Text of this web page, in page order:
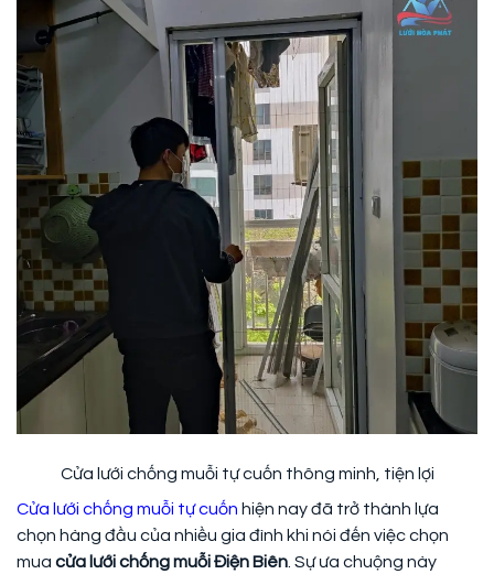
Cửa lưới chống muỗi tự cuốn thông minh, tiện lợi
Cửa lưới chống muỗi tự cuốn hiện nay đã trở thành lựa
chọn hàng đầu của nhiều gia đình khi nói đến việc chọn
mua cửa lưới chống muỗi Điện Biên. Sự ưa chuộng này